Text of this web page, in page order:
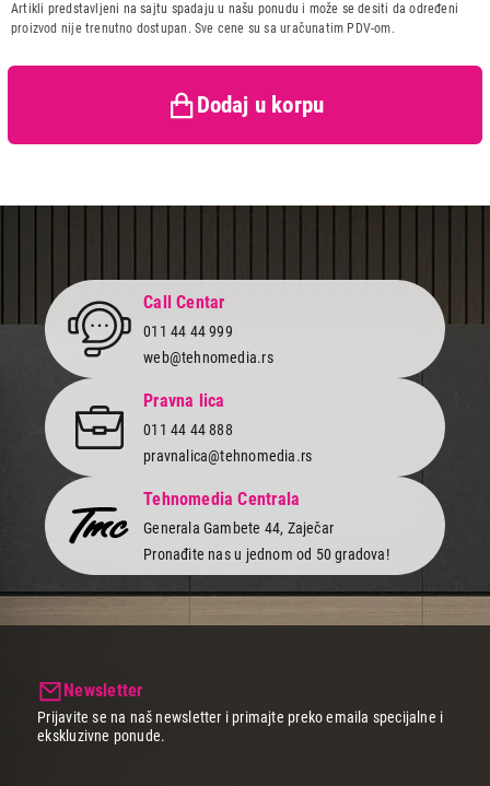
Zemlja porekla:
Kina
kupaca po osnovu zakona o
Artikli predstavljeni na sajtu spadaju u našu ponudu i može se desiti da određeni
proizvod nije trenutno dostupan. Sve cene su sa uračunatim PDV-om.
Dodaj u korpu
449,00
POSUĐE
TEXELL TKP-K146
Proizvod je dodat u korpu.
Ukupno u korpi:0,00
Završi kupovinu
Call Centar
011 44 44 999
web@tehnomedia.rs
Pravna lica
011 44 44 888
pravnalica@tehnomedia.rs
Tehnomedia Centrala
Generala Gambete 44, Zaječar
Pronađite nas u jednom od 50 gradova!
Newsletter
Prijavite se na naš newsletter i primajte preko emaila specijalne i
ekskluzivne ponude.